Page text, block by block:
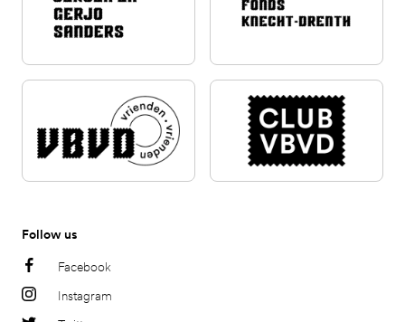
Follow us
Facebook
Instagram